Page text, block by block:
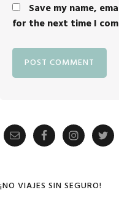
Save my name,
for the next time I
Primary
¡NO VIAJES SIN SEGURO!